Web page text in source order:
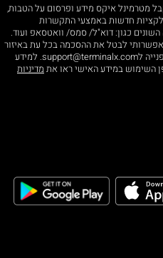
מטרמינל איקס מידע ופרסום על הטבות,
חדשות באמצעי התקשרות
השונים כגון: דוא"ל/ סמס/ וואטסאפ ועוד.
לבטל את ההסכמה בכל עת באיזור
האישי או בפנייה לsupport@terminalx.com. למידע
השימוש במידע האישי ראו את מדיניות